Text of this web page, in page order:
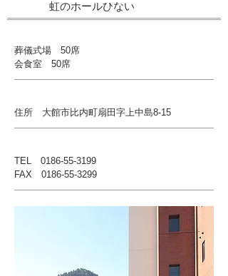
虹のホールひない
葬儀式場 50席
会食室 50席
住所 大館市比内町扇田字上中島8-15
TEL 0186-55-3199
FAX 0186-55-3299